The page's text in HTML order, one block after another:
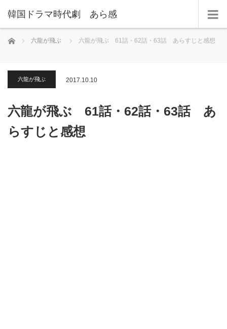
韓国ドラマ時代劇 あら感
ホーム 六龍が飛ぶ 六龍が飛ぶ 61話・62話・63話 あらすじと感想
六龍が飛ぶ 2017.10.10
六龍が飛ぶ 61話・62話・63話 あ
らすじと感想